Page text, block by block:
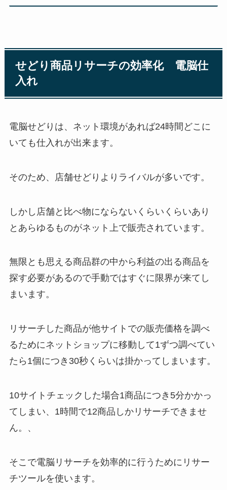
せどり商品リサーチの効率化 電脳仕
入れ
電脳せどりは、ネット環境があれば24時間どこに
いても仕入れが出来ます。
そのため、店舗せどりよりライバルが多いです。
しかし店舗と比べ物にならないくらいくらいあり
とあらゆるものがネット上で販売されています。
無限とも思える商品群の中から利益の出る商品を
探す必要があるので手動ではすぐに限界が来てし
まいます。
リサーチした商品が他サイトでの販売価格を調べ
るためにネットショップに移動して1ずつ調べてい
たら1個につき30秒くらいは掛かってしまいます。
10サイトチェックした場合1商品につき5分かかっ
てしまい、1時間で12商品しかリサーチできませ
ん。、
そこで電脳リサーチを効率的に行うためにリサー
チツールを使います。